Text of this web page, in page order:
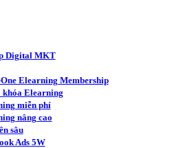
Digital MKT
Elearning Membership
khóa Elearning
miễn phí
nâng cao
sâu
Ads 5W